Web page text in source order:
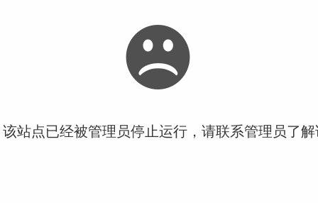
站点已经被管理员停止运行，请联系管理员了